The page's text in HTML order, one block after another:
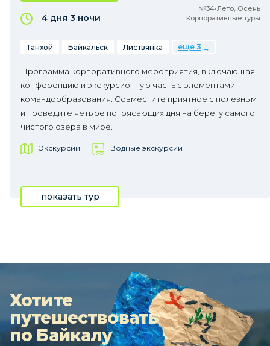
№34•Лето, Осень
Корпоративные туры
4 дня 3 ночи
Танхой Байкальск Листвянка еще 3
Программа корпоративного мероприятия, включающая
конференцию и экскурсионную часть с элементами
командообразования. Совместите приятное с полезным
и проведите четыре потрясающих дня на берегу самого
чистого озера в мире.
Экскурсии Водные экскурсии
показать тур
Хотите
путешествовать
по Байкалу